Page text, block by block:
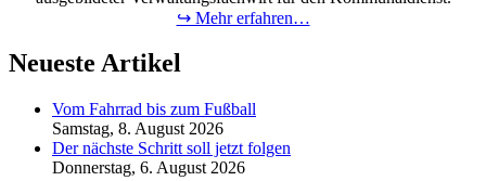
↪ Mehr erfahren…
Neueste Artikel
Vom Fahrrad bis zum Fußball
Samstag, 8. August 2026
Der nächste Schritt soll jetzt folgen
Donnerstag, 6. August 2026